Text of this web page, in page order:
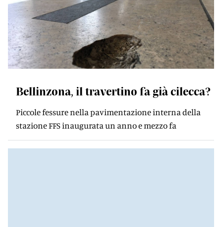
Bellinzona, il travertino fa già cilecca?
Piccole fessure nella pavimentazione interna della
stazione FFS inaugurata un anno e mezzo fa